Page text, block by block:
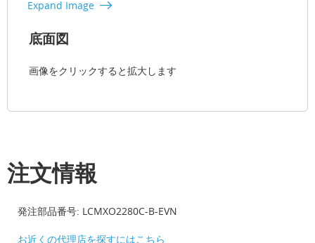
Expand Image
底面図
画像をクリックすると拡大します
注文情報
発注部品番号: LCMXO2280C-B-EVN
お近くの代理店を探すにはこちら